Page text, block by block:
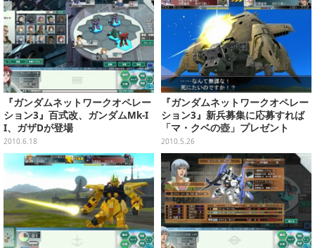
『ガンダムネットワークオペレー
ション3』百式改、ガンダムMk-I
I、ガザDが登場
2010.6.18
『ガンダムネットワークオペレー
ション3』新兵募集に応募すれば
「マ・クベの壺」プレゼント
2010.5.26